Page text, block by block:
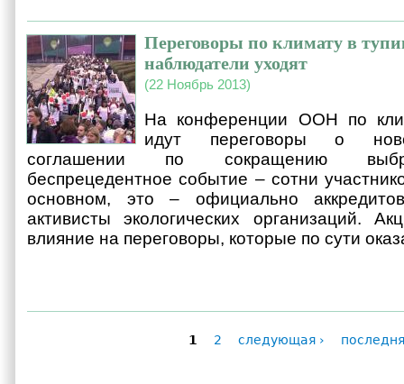
Переговоры по климату в
наблюдатели уходят
(22 Ноябрь 2013)
На конференции ООН по
идут переговоры о
соглашении по сокращению
беспрецедентное событие – сотни
основном, это – официально
активисты экологических организаций.
влияние на переговоры, которые по сути
1 2 следующая ›